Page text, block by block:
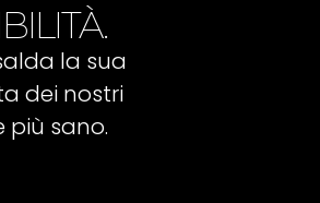
la sua
dei nostri
più sano.